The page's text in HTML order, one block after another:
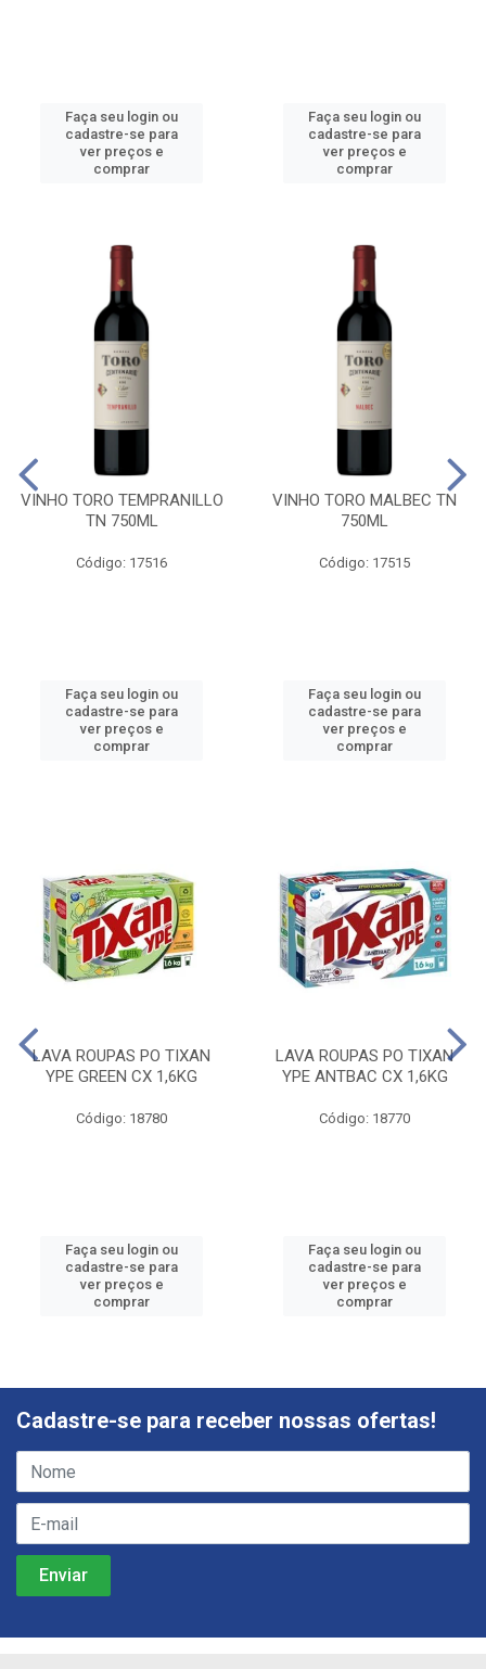
Faça seu login ou
cadastre-se para
ver preços e
comprar
Faça seu login ou
cadastre-se para
ver preços e
comprar
VINHO TORO TEMPRANILLO
TN 750ML
Código: 17516
Faça seu login ou
cadastre-se para
ver preços e
comprar
VINHO TORO MALBEC TN
750ML
Código: 17515
Faça seu login ou
cadastre-se para
ver preços e
comprar
LAVA ROUPAS PO TIXAN
YPE GREEN CX 1,6KG
Código: 18780
Faça seu login ou
cadastre-se para
ver preços e
comprar
LAVA ROUPAS PO TIXAN
YPE ANTBAC CX 1,6KG
Código: 18770
Faça seu login ou
cadastre-se para
ver preços e
comprar
Cadastre-se para receber nossas ofertas!